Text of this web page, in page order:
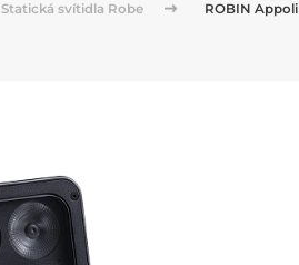
Statická svítidla Robe ROBIN Appoli